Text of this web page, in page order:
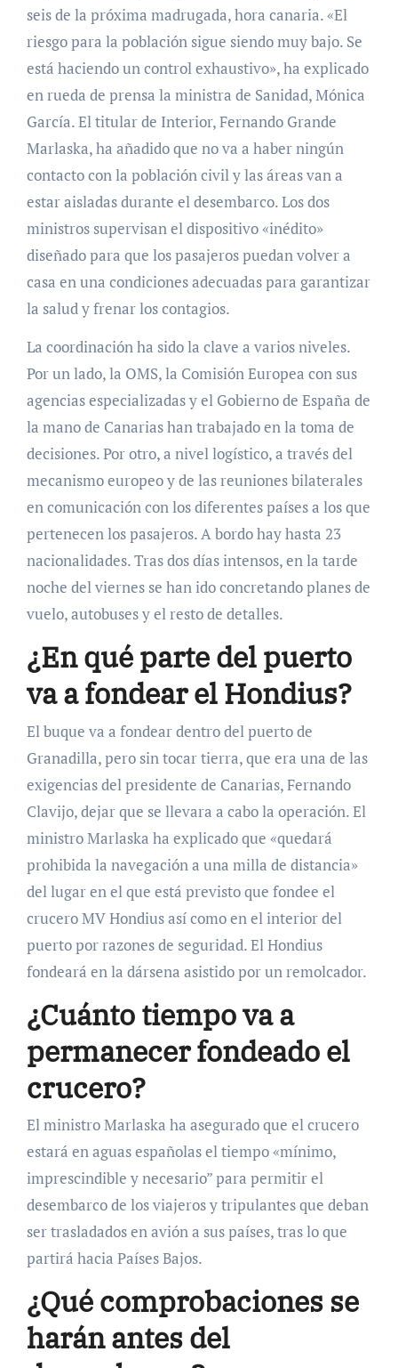
seis de la próxima madrugada, hora canaria. «El
riesgo para la población sigue siendo muy bajo. Se
está haciendo un control exhaustivo», ha explicado
en rueda de prensa la ministra de Sanidad, Mónica
García. El titular de Interior, Fernando Grande
Marlaska, ha añadido que no va a haber ningún
contacto con la población civil y las áreas van a
estar aisladas durante el desembarco. Los dos
ministros supervisan el dispositivo «inédito»
diseñado para que los pasajeros puedan volver a
casa en una condiciones adecuadas para garantizar
la salud y frenar los contagios.
La coordinación ha sido la clave a varios niveles.
Por un lado, la OMS, la Comisión Europea con sus
agencias especializadas y el Gobierno de España de
la mano de Canarias han trabajado en la toma de
decisiones. Por otro, a nivel logístico, a través del
mecanismo europeo y de las reuniones bilaterales
en comunicación con los diferentes países a los que
pertenecen los pasajeros. A bordo hay hasta 23
nacionalidades. Tras dos días intensos, en la tarde
noche del viernes se han ido concretando planes de
vuelo, autobuses y el resto de detalles.
¿En qué parte del puerto
va a fondear el Hondius?
El buque va a fondear dentro del puerto de
Granadilla, pero sin tocar tierra, que era una de las
exigencias del presidente de Canarias, Fernando
Clavijo, dejar que se llevara a cabo la operación. El
ministro Marlaska ha explicado que «quedará
prohibida la navegación a una milla de distancia»
del lugar en el que está previsto que fondee el
crucero MV Hondius así como en el interior del
puerto por razones de seguridad. El Hondius
fondeará en la dársena asistido por un remolcador.
¿Cuánto tiempo va a
permanecer fondeado el
crucero?
El ministro Marlaska ha asegurado que el crucero
estará en aguas españolas el tiempo «mínimo,
imprescindible y necesario” para permitir el
desembarco de los viajeros y tripulantes que deban
ser trasladados en avión a sus países, tras lo que
partirá hacia Países Bajos.
¿Qué comprobaciones se
harán antes del